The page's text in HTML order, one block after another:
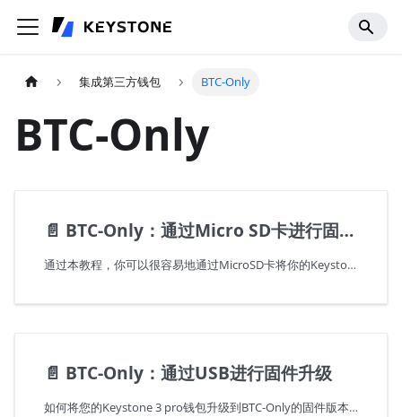
集成第三方钱包 BTC-Only
BTC-Only
📄️ BTC-Only：通过Micro SD卡进行固件升级
通过本教程，你可以很容易地通过MicroSD卡将你的Keystone钱包多币种固件升级到BTC-Only固件。但要注意，升级到单币种固件后无法回到多币种固件。按照以下简单的步骤进行操作，并使用提供的技巧来解决任何问题。
📄️ BTC-Only：通过USB进行固件升级
如何将您的Keystone 3 pro钱包升级到BTC-Only的固件版本？本教程概述了通过USB升级到BTC-Only固件版本的步骤。请注意，此次升级是不可逆的。